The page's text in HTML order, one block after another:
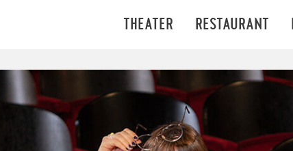
THEATER RESTAURANT